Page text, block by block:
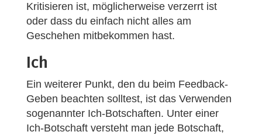
Kritisieren ist, möglicherweise verzerrt ist
oder dass du einfach nicht alles am
Geschehen mitbekommen hast.
Ich
Ein weiterer Punkt, den du beim Feedback-
Geben beachten solltest, ist das Verwenden
sogenannter Ich-Botschaften. Unter einer
Ich-Botschaft versteht man jede Botschaft,